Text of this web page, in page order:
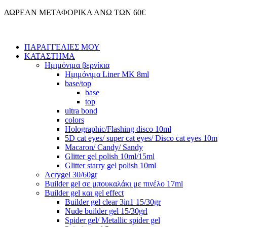
Μετάβαση
ΔΩΡΕΑΝ ΜΕΤΑΦΟΡΙΚΑ ΑΝΩ ΤΩΝ 60€
ΠΑΡΑΓΓΕΛΙΕΣ ΜΟΥ
ΚΑΤΑΣΤΗΜΑ
Ημιμόνιμα βερνίκια
Ημιμόνιμα Liner ΜΚ 8ml
base/top
base
top
ultra bond
colors
Holographic/Flashing disco 10ml
5D cat eyes/ super cat eyes/ Disco cat eyes 10m
Macaron/ Candy/ Sandy
Glitter gel polish 10ml/15ml
Glitter starry gel polish 10ml
Acrygel 30/60gr
Builder gel σε μπουκαλάκι με πινέλο 17ml
Builder gel και gel effect
Builder gel clear 3in1 15/30gr
Nude builder gel 15/30grl
Spider gel/ Metallic spider gel